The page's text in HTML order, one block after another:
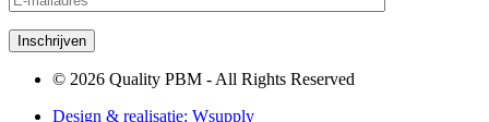
© 2026 Quality PBM - All Rights Reserved
Design & realisatie: Wsupply